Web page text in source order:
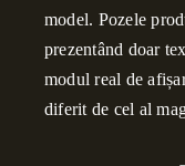
model. Pozele
prezentând doar
modul real de
diferit de cel al